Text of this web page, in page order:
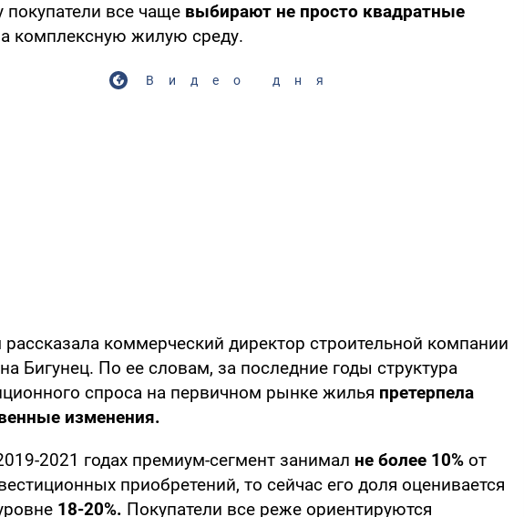
покупатели все чаще выбирают не просто квадратные
а комплексную жилую среду.
Видео дня
коммерческий директор строительной компании
Бигунец. По ее словам, за последние годы структура
спроса на первичном рынке жилья претерпела
изменения.
2021 годах премиум-сегмент занимал не более 10% от
приобретений, то сейчас его доля оценивается
18-20%. Покупатели все реже ориентируются